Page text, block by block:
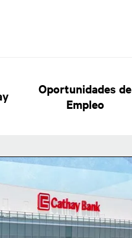
Oportunidades de
Empleo